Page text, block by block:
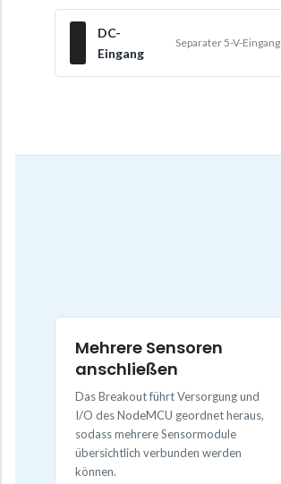
DC-
Eingang
Separater 5-V-Eingang
Mehrere Sensoren
anschließen
Das Breakout führt Versorgung und
I/O des NodeMCU geordnet heraus,
sodass mehrere Sensormodule
übersichtlich verbunden werden
können.